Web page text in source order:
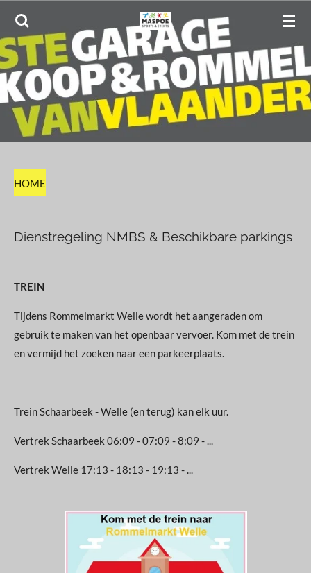
Ga
direct
naar
de
hoofdinhoud
HOME
Dienstregeling NMBS & Beschikbare parkings
TREIN
Tijdens Rommelmarkt Welle wordt het aangeraden om
gebruik te maken van het openbaar vervoer. Kom met de trein
en vermijd het zoeken naar een parkeerplaats.
Trein Schaarbeek - Welle (en terug) kan elk uur.
Vertrek Schaarbeek 06:09 - 07:09 - 8:09 - ...
Vertrek Welle 17:13 - 18:13 - 19:13 - ...